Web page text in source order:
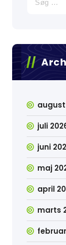
efter:
august
juli
juni
maj
april
marts